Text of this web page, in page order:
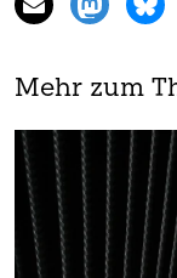
Mehr zum